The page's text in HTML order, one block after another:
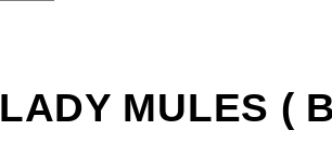
LADY MULES (